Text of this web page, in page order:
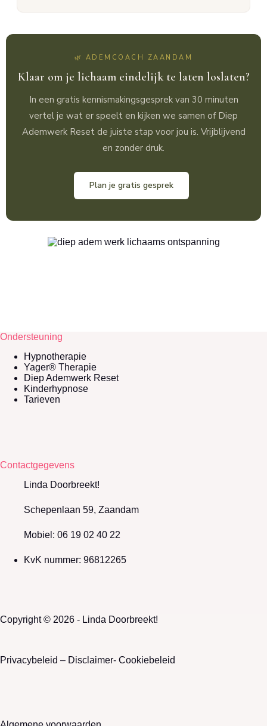
🌿 ADEMCOACH ZAANDAM
Klaar om je lichaam eindelijk te laten loslaten?
In een gratis kennismakingsgesprek van 30 minuten
vertel je wat er speelt en kijken we samen of Diep
Ademwerk Reset de juiste stap voor jou is. Vrijblijvend
en zonder druk.
Plan je gratis gesprek
Ondersteuning
Hypnotherapie
Yager® Therapie
Diep Ademwerk Reset
Kinderhypnose
Tarieven
Contactgegevens
Linda Doorbreekt!
Schepenlaan 59, Zaandam
Mobiel: 06 19 02 40 22
KvK nummer: 96812265
Copyright © 2026 - Linda Doorbreekt!
Privacybeleid – Disclaimer- Cookiebeleid